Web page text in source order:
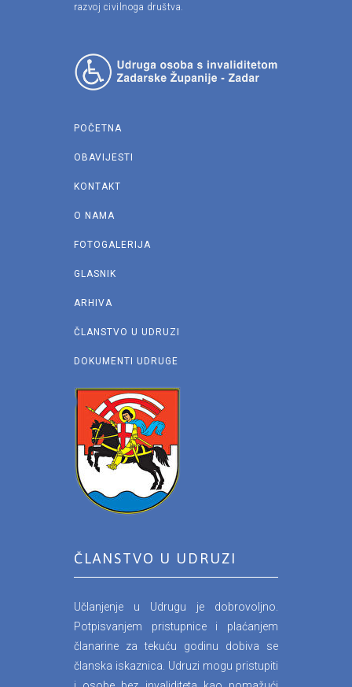
razvoj civilnoga društva.
POČETNA
OBAVIJESTI
KONTAKT
O NAMA
FOTOGALERIJA
GLASNIK
ARHIVA
ČLANSTVO U UDRUZI
DOKUMENTI UDRUGE
ČLANSTVO U UDRUZI
Učlanjenje u Udrugu je dobrovoljno.
Potpisvanjem pristupnice i plaćanjem
članarine za tekuću godinu dobiva se
članska iskaznica. Udruzi mogu pristupiti